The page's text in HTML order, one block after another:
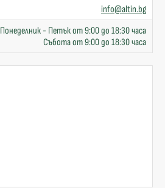
info@altin.bg
Понеделник - Петък от 9:00 до 18:30 часа
Събота от 9:00 до 18:30 часа